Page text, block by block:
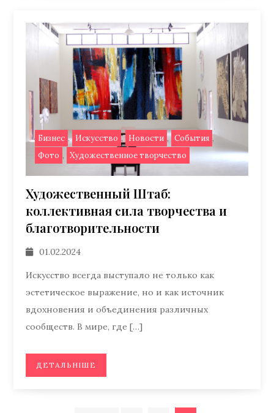
Бизнес , Искусство , Новости , События ,
Фото , Художественное творчество
Художественный Штаб:
коллективная сила творчества и
благотворительности
01.02.2024
Искусство всегда выступало не только как
эстетическое выражение, но и как источник
вдохновения и объединения различных
сообществ. В мире, где […]
ДЕТАЛЬНІШЕ